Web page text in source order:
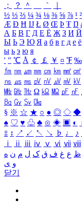
；
？ ＾ ｀
½ ⅓ ⅔ ¼ ¾ ⅛ ⅜ ⅝ ⅞ ¹ ²
Æ Ð Ħ Ĳ Ł Ø Œ Þ Ŧ Ŋ
А Б В Г Д Е Ё Ж З И Й
Ы Ь Э Ю Я а б в г д е ё
ы ь э ю я
′ ″ ℃ Å ￠ ￡ ￥ ¤ ℉ ‰
㎙ ㎚ ㎛ ㎜ ㎝ ㎞ ㎟ ㎠
㎱ ㎲ ㎳ ㎴ ㎵ ㎶ ㎷ ㎸
㎒ ㎓ ㎔ Ω ㏀ ㏁ ㎊ ㎋
㏃ ㏉ ㏜ ㏆
§ ※ ☆ ★ ○ ● ◎ ◇ ◆
♠ ♡ ♥ ♧ ♣ ⊙ ◈ ▣ ◐
‡ ↕ ↗ ↙ ↖ ↘ ♭ ♩ ♪
ⅰ
ⅱ ⅲ ⅳ ⅴ ⅵ ⅶ ⅷ
ظ ع غ ف ق ک ل م ن ه
و ی
닫기